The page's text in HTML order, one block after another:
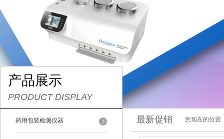
产品展示
PRODUCT DISPLAY
药用包装检测仪器 最新促销 您现在的位置: